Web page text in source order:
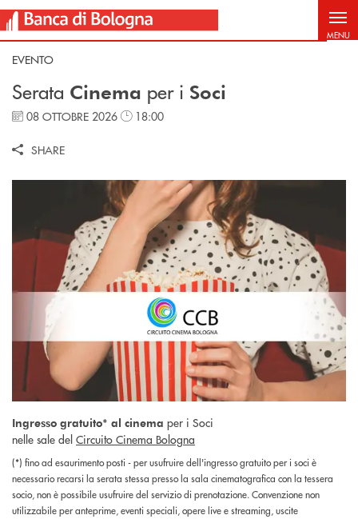
Salta al contenuto principale
MENU
EVENTO
Serata Cinema per i Soci
08 OTTOBRE 2026 18:00
SHARE
Ingresso gratuito* al cinema per i Soci
nelle sale del Circuito Cinema Bologna
(*) fino ad esaurimento posti - per usufruire dell'ingresso gratuito per i soci è
necessario recarsi la serata stessa presso la sala cinematografica con la tessera
socio, non è possibile usufruire del servizio di prenotazione. Convenzione non
utilizzabile per anteprime, eventi speciali, opere live e streaming, uscite